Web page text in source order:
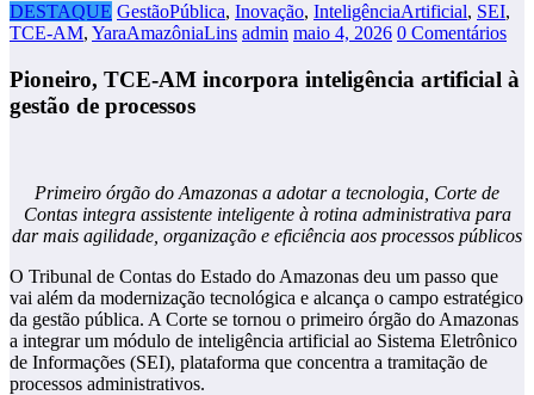
DESTAQUE GestãoPública, Inovação, InteligênciaArtificial, SEI,
TCE-AM, YaraAmazôniaLins admin maio 4, 2026 0 Comentários
Pioneiro, TCE-AM incorpora inteligência artificial à
gestão de processos
Primeiro órgão do Amazonas a adotar a tecnologia, Corte de
Contas integra assistente inteligente à rotina administrativa para
dar mais agilidade, organização e eficiência aos processos públicos
O Tribunal de Contas do Estado do Amazonas deu um passo que
vai além da modernização tecnológica e alcança o campo estratégico
da gestão pública. A Corte se tornou o primeiro órgão do Amazonas
a integrar um módulo de inteligência artificial ao Sistema Eletrônico
de Informações (SEI), plataforma que concentra a tramitação de
processos administrativos.